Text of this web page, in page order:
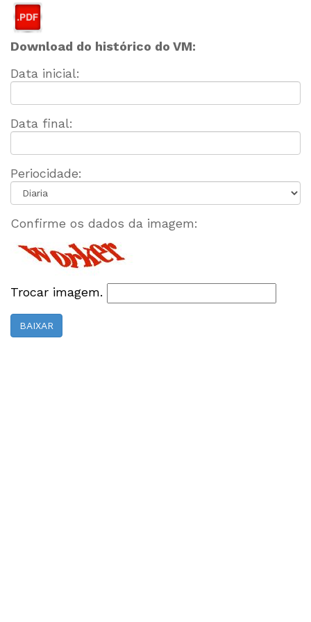
Download do histórico do VM:
Data inicial:
Data final:
Periocidade:
Confirme os dados da imagem:
Trocar imagem.